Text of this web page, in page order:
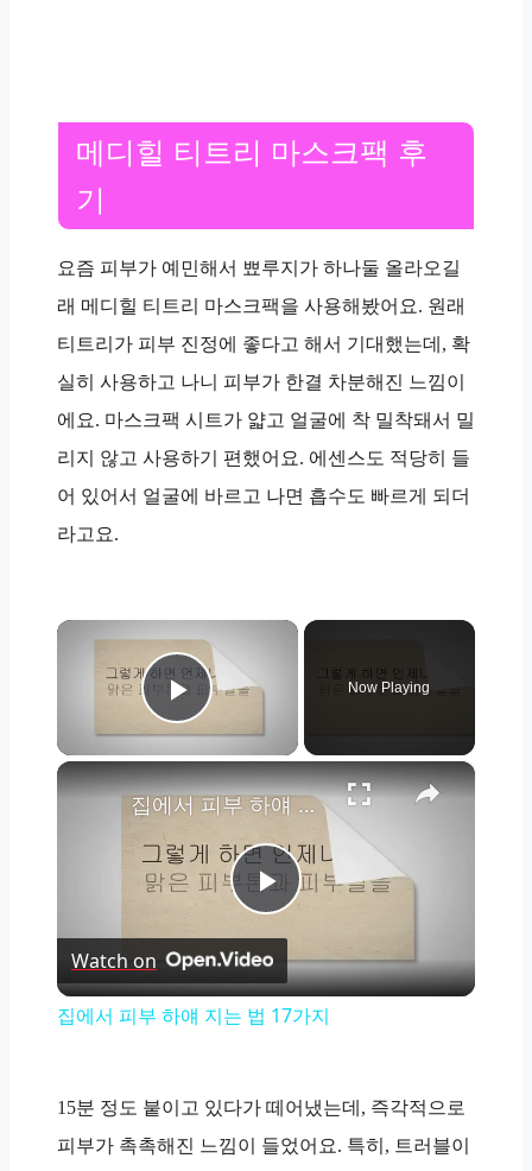
메디힐 티트리 마스크팩 후
기
요즘 피부가 예민해서 뾰루지가 하나둘 올라오길
래 메디힐 티트리 마스크팩을 사용해봤어요. 원래
티트리가 피부 진정에 좋다고 해서 기대했는데, 확
실히 사용하고 나니 피부가 한결 차분해진 느낌이
에요. 마스크팩 시트가 얇고 얼굴에 착 밀착돼서 밀
리지 않고 사용하기 편했어요. 에센스도 적당히 들
어 있어서 얼굴에 바르고 나면 흡수도 빠르게 되더
라고요.
×
Play Video
Now Playing
×
Play
Video
집에서 피부 하얘 지는 법 17가지
Watch on
집에서 피부 하얘 지는 법 17가지
15분 정도 붙이고 있다가 떼어냈는데, 즉각적으로
피부가 촉촉해진 느낌이 들었어요. 특히, 트러블이